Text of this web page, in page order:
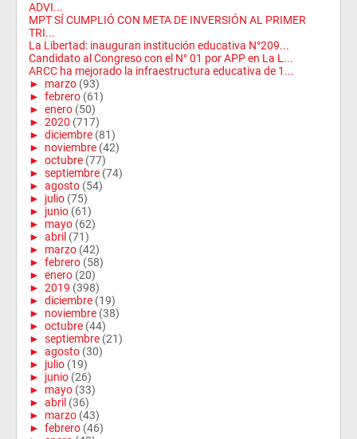
ADVI...
MPT SÍ CUMPLIÓ CON META DE INVERSIÓN AL PRIMER
TRI...
La Libertad: inauguran institución educativa N°209...
Candidato al Congreso con el N° 01 por APP en La L...
ARCC ha mejorado la infraestructura educativa de 1...
► marzo (93)
► febrero (61)
► enero (50)
► 2020 (717)
► diciembre (81)
► noviembre (42)
► octubre (77)
► septiembre (74)
► agosto (54)
► julio (75)
► junio (61)
► mayo (62)
► abril (71)
► marzo (42)
► febrero (58)
► enero (20)
► 2019 (398)
► diciembre (19)
► noviembre (38)
► octubre (44)
► septiembre (21)
► agosto (30)
► julio (19)
► junio (26)
► mayo (33)
► abril (36)
► marzo (43)
► febrero (46)